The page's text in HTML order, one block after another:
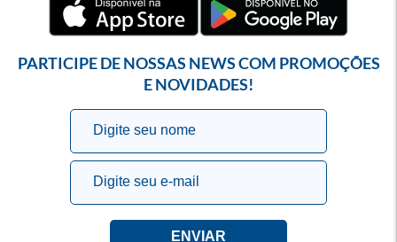
PARTICIPE DE NOSSAS NEWS COM PROMOÇÕES
E NOVIDADES!